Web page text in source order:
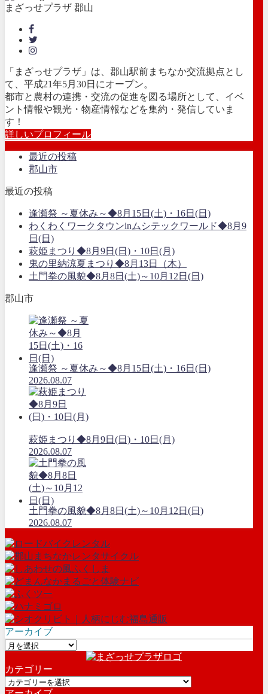
まざっせプラザ 郡山
「まざっせプラザ」は、郡山駅前まちなか交流拠点とし
て、平成21年5月30日にオープン。
都市と農村の連携・交流の促進を図る場所として、イベ
ント情報や観光・物産情報などを集約・発信していま
す！
詳しいプロフィール
最近の投稿
郡山市
最近の投稿
逢瀬祭 ～夏休み～◆8月15日(土)・16日(日)
わくわくワークタウンinムシテックワールド◆8月9
日(日)
萩姫まつり◆8月9日(日)・10日(月)
鬼の里納涼夏まつり◆8月13日（木）
土門拳の風貌◆8月8日(土)～10月12日(日)
郡山市
逢瀬祭 ～夏休み～◆8月15日(土)・16日(日)
2026.08.07
萩姫まつり◆8月9日(日)・10日(月)
2026.08.07
土門拳の風貌◆8月8日(土)～10月12日(日)
2026.08.07
アーカイブ
ア
カ
イ
カテゴリー
カ